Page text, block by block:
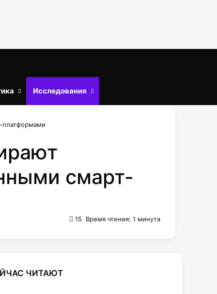
Исследования
платформами
смарт-
15 Время чтения: 1 минута
ЧИТАЮТ